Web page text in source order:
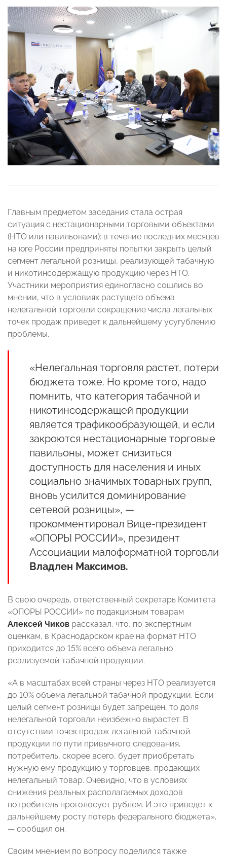
Главным предметом заседания стала острая
ситуация с нестационарными торговыми объектами
(НТО или павильонами): в течение последних месяцев
на юге России предприняты попытки закрыть целый
сегмент легальной розницы, реализующей табачную
и никотинсодержащую продукцию через НТО.
Участники мероприятия единогласно сошлись во
мнении, что в условиях растущего объема
нелегальной торговли сокращение числа легальных
точек продаж приведет к дальнейшему усугублению
проблемы.
«Нелегальная торговля растет, потери
бюджета тоже. Но кроме того, надо
помнить, что категория табачной и
никотинсодержащей продукции
является трафикообразующей, и если
закроются нестационарные торговые
павильоны, может снизиться
доступность для населения и иных
социально значимых товарных групп,
вновь усилится доминирование
сетевой розницы», —
прокомментировал Вице-президент
«ОПОРЫ РОССИИ», президент
Ассоциации малоформатной торговли
Владлен Максимов.
В свою очередь, ответственный секретарь Комитета
«ОПОРЫ РОССИИ» по подакцизным товарам
Алексей Чиков рассказал, что, по экспертным
оценкам, в Краснодарском крае на формат НТО
приходится до 15% всего объема легально
реализуемой табачной продукции.
«А в масштабах всей страны через НТО реализуется
до 10% объема легальной табачной продукции. Если
целый сегмент розницы будет запрещен, то доля
нелегальной торговли неизбежно вырастет. В
отсутствии точек продаж легальной табачной
продукции по пути привычного следования,
потребитель, скорее всего, будет приобретать
нужную ему продукцию у торговцев, продающих
нелегальный товар. Очевидно, что в условиях
снижения реальных располагаемых доходов
потребитель проголосует рублем. И это приведет к
дальнейшему росту потерь федерального бюджета»,
— сообщил он.
Своим мнением по вопросу поделился также